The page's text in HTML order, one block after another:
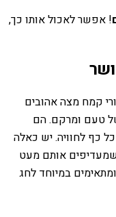
! אפשר לאכול אותו כך,
קמח מצה אהובים
טעם ומרקם. הם
כף לחוויה. יש כאלה
אותם מעט
במיוחד לחג